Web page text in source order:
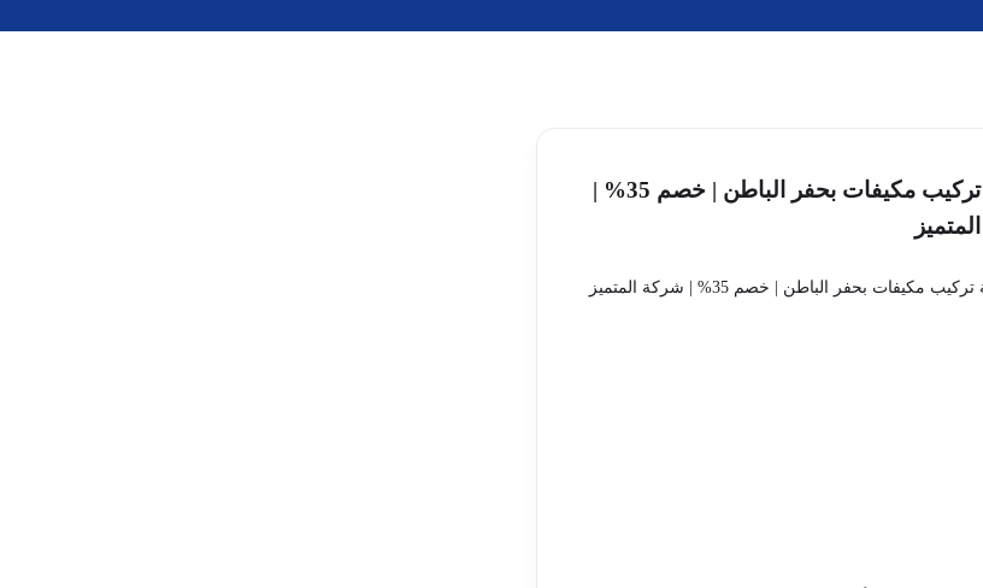
شركة تركيب مكيفات بحفر الباطن | خصم 35% |